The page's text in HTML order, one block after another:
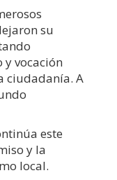
su
vocación
ciudadanía. A
este
y la
local.